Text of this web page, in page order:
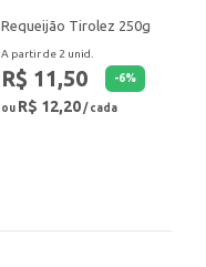
Requeijão Tirolez 250g
A partir de 2 unid.
R$ 11,50 -6%
ou R$ 12,20 / cada